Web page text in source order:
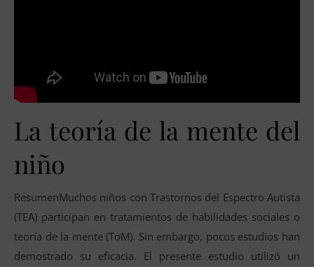
La teoría de la mente del
niño
ResumenMuchos niños con Trastornos del Espectro Autista
(TEA) participan en tratamientos de habilidades sociales o
teoría de la mente (ToM). Sin embargo, pocos estudios han
demostrado su eficacia. El presente estudio utilizó un